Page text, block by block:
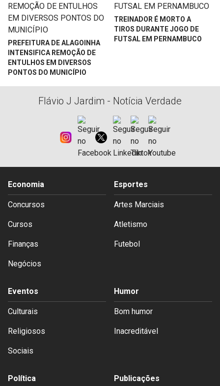
PREFEITURA DE ALAGOINHA
INTENSIFICA REMOÇÃO DE
ENTULHOS EM DIVERSOS
PONTOS DO MUNICÍPIO
TREINADOR É MORTO A
TIROS DURANTE JOGO DE
FUTSAL EM PERNAMBUCO
Flávio J Jardim - Notícia Verdade
Economia
Concursos
Cursos
Finanças
Negócios
Esportes
Artes Marciais
Atletismo
Futebol
Eventos
Culturais
Religiosos
Sociais
Humor
Bom humor
Inacreditável
Política Publicações